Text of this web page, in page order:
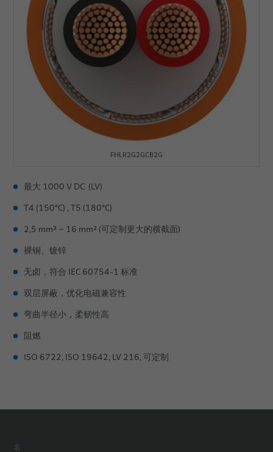
FHLR2G2GCB2G
最大 1000 V DC (LV)
T4 (150°C) , T5 (180°C)
2,5 mm² – 16 mm² (可定制更大的横截面)
裸铜、镀锌
无卤，符合 IEC 60754-1 标准
双层屏蔽，优化电磁兼容性
弯曲半径小，柔韧性高
阻燃
ISO 6722, ISO 19642, LV 216, 可定制
名 *